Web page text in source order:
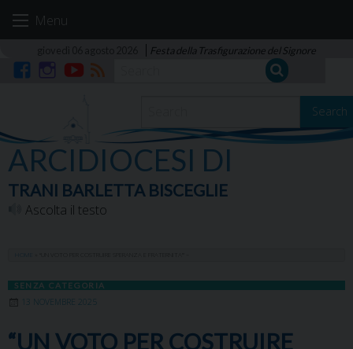
Menu
Festa della Trasfigurazione del Signore
Search
ARCIDIOCESI DI
TRANI BARLETTA BISCEGLIE
Ascolta il testo
SENZA CATEGORIA
13 NOVEMBRE 2025
“UN VOTO PER COSTRUIRE